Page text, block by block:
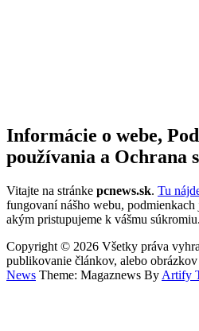
Informácie o webe,
používania a Ochrana
Vitajte na stránke pcnews.sk. Tu
fungovaní nášho webu, podmienkach
akým pristupujeme k vášmu súkromiu.
Copyright © 2026 Všetky práva
publikovanie článkov, alebo
News Theme: Magaznews By Artify